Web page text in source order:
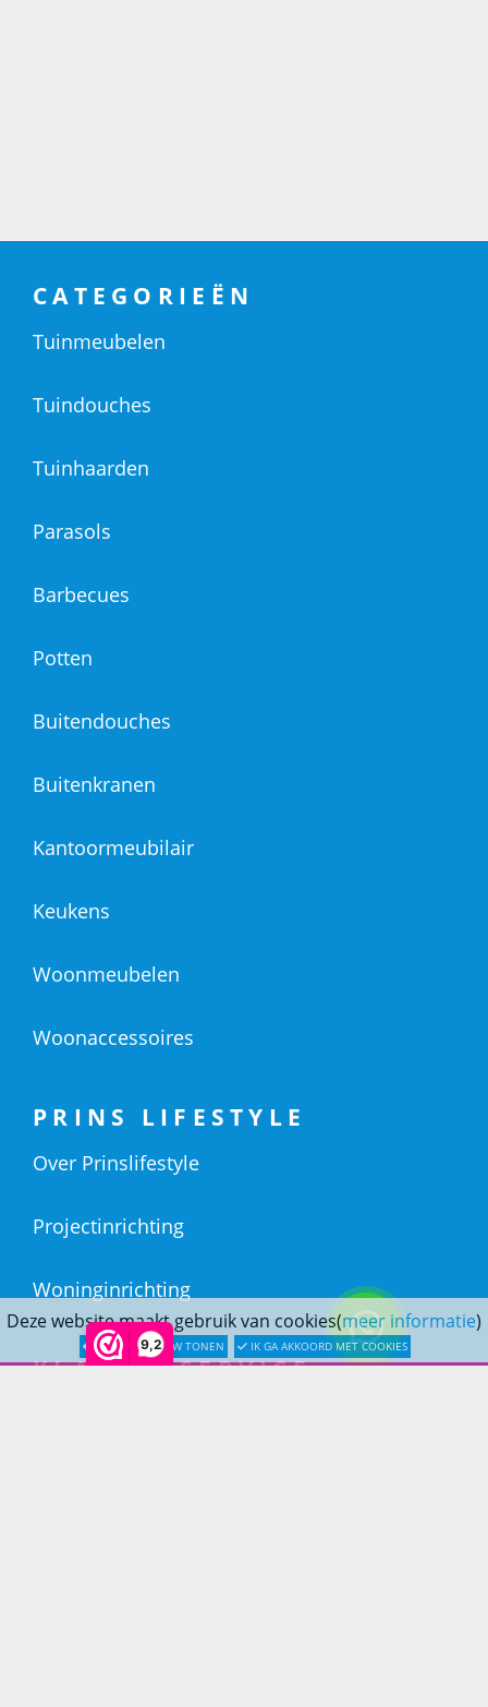
9,2
Deze website maakt gebruik van cookies(meer informatie)
LATER OPNIEUW TONEN IK GA AKKOORD MET COOKIES
CATEGORIEËN
Tuinmeubelen
Tuindouches
Tuinhaarden
Parasols
Barbecues
Potten
Buitendouches
Buitenkranen
Kantoormeubilair
Keukens
Woonmeubelen
Woonaccessoires
PRINS LIFESTYLE
Over Prinslifestyle
Projectinrichting
Woninginrichting
KLANTENSERVICE